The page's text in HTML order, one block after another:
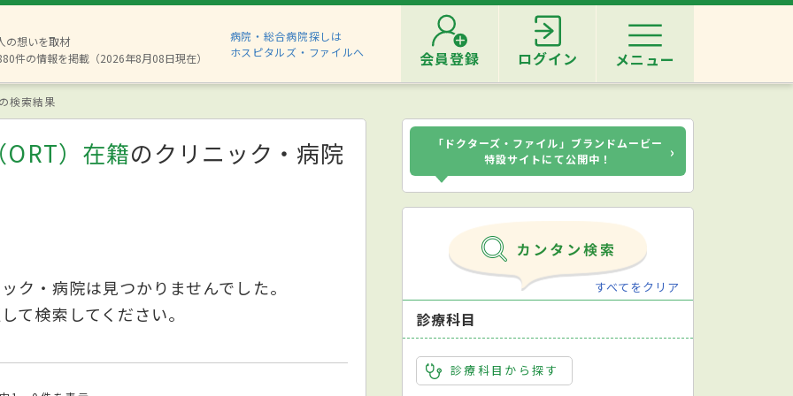
の想いを取材
件の情報を掲載（2026年8月08日現在）
病院・総合病院探しは
ホスピタルズ・ファイルへ
会員登録 ログイン メニュー
検索結果
）在籍のクリニック・病院
ク・病院は見つかりませんでした。
て検索してください。
「ドクターズ・ファイル」ブランドムービー
特設サイトにて公開中！
›
すべてをクリア
診療科目
診療科目から探す